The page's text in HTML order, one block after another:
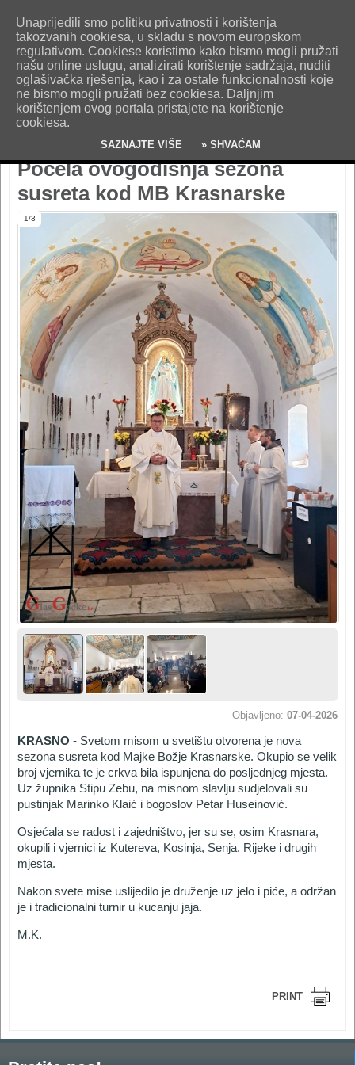
O nama Kontakt Oglašavanje Impresum
Uvjeti korištenja
Pošaljite nam vijest!
Počela ovogodišnja sezona
susreta kod MB Krasnarske
1/3
Objavljeno: 07-04-2026
KRASNO - Svetom misom u svetištu otvorena je nova
sezona susreta kod Majke Božje Krasnarske. Okupio se velik
broj vjernika te je crkva bila ispunjena do posljednjeg mjesta.
Uz župnika Stipu Zebu, na misnom slavlju sudjelovali su
pustinjak Marinko Klaić i bogoslov Petar Huseinović.
Osjećala se radost i zajedništvo, jer su se, osim Krasnara,
okupili i vjernici iz Kutereva, Kosinja, Senja, Rijeke i drugih
mjesta.
Nakon svete mise uslijedilo je druženje uz jelo i piće, a održan
je i tradicionalni turnir u kucanju jaja.
M.K.
PRINT
Unaprijedili smo politiku privatnosti i korištenja
takozvanih cookiesa, u skladu s novom europskom
regulativom. Cookiese koristimo kako bismo mogli pružati
našu online uslugu, analizirati korištenje sadržaja, nuditi
oglašivačka rješenja, kao i za ostale funkcionalnosti koje
ne bismo mogli pružati bez cookiesa. Daljnjim
korištenjem ovog portala pristajete na korištenje
cookiesa.
SAZNAJTE VIŠE » SHVAĆAM